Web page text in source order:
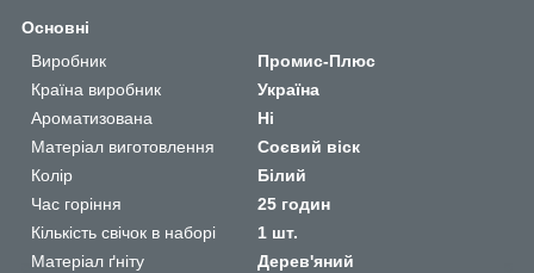
Основні
Виробник
Промис-Плюс
Країна виробник
Україна
Ароматизована
Ні
Матеріал виготовлення
Соєвий віск
Колір
Білий
Час горіння
25 годин
Кількість свічок в наборі
1 шт.
Матеріал ґніту
Дерев'яний